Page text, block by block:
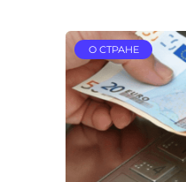
О СТРАНЕ